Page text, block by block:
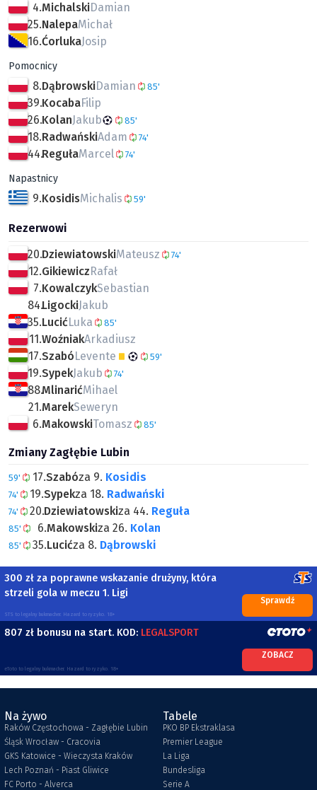
4.MichalskiDamian
25.NalepaMichał
16.ĆorlukaJosip
Pomocnicy
8.DąbrowskiDamian 85'
39.KocabaFilip
26.KolanJakub 85'
18.RadwańskiAdam 74'
44.RegułaMarcel 74'
Napastnicy
9.KosidisMichalis 59'
Rezerwowi
20.DziewiatowskiMateusz 74'
12.GikiewiczRafał
7.KowalczykSebastian
84.LigockiJakub
35.LucićLuka 85'
11.WoźniakArkadiusz
17.SzabóLevente 59'
19.SypekJakub 74'
88.MlinarićMihael
21.MarekSeweryn
6.MakowskiTomasz 85'
Zmiany Zagłębie Lubin
59' 17.Szabóza 9. Kosidis
74' 19.Sypekza 18. Radwański
74' 20.Dziewiatowskiza 44. Reguła
85' 6.Makowskiza 26. Kolan
85' 35.Lucićza 8. Dąbrowski
300 zł za poprawne wskazanie drużyny, która
strzeli gola w meczu 1. Ligi
STS to legalny bukmacher. Hazard to ryzyko. 18+
Sprawdź
807 zł bonusu na start. KOD: LEGALSPORT
eToto to legalny bukmacher. Hazard to ryzyko. 18+
ZOBACZ
Na żywo
Raków Częstochowa - Zagłębie Lubin
Śląsk Wrocław - Cracovia
GKS Katowice - Wieczysta Kraków
Lech Poznań - Piast Gliwice
FC Porto - Alverca
Tabele
PKO BP Ekstraklasa
Premier League
La Liga
Bundesliga
Serie A